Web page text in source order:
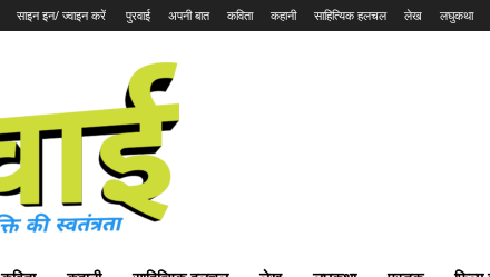
साइन इन/ ज्वाइन करें पुरवाई अपनी बात कविता कहानी साहित्यिक हलचल लेख लघुकथा